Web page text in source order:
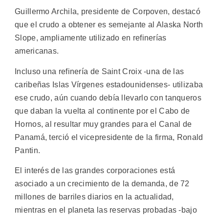
Guillermo Archila, presidente de Corpoven, destacó
que el crudo a obtener es semejante al Alaska North
Slope, ampliamente utilizado en refinerías
americanas.
Incluso una refinería de Saint Croix -una de las
caribeñas Islas Vírgenes estadounidenses- utilizaba
ese crudo, aún cuando debía llevarlo con tanqueros
que daban la vuelta al continente por el Cabo de
Hornos, al resultar muy grandes para el Canal de
Panamá, terció el vicepresidente de la firma, Ronald
Pantin.
El interés de las grandes corporaciones está
asociado a un crecimiento de la demanda, de 72
millones de barriles diarios en la actualidad,
mientras en el planeta las reservas probadas -bajo